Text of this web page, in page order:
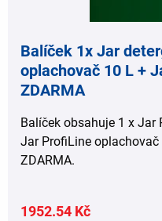
Balíček 1x Jar
oplachovač 10 L +
ZDARMA
Balíček obsahuje 1 x Jar
Jar ProfiLine
ZDARMA.
1952.54 Kč